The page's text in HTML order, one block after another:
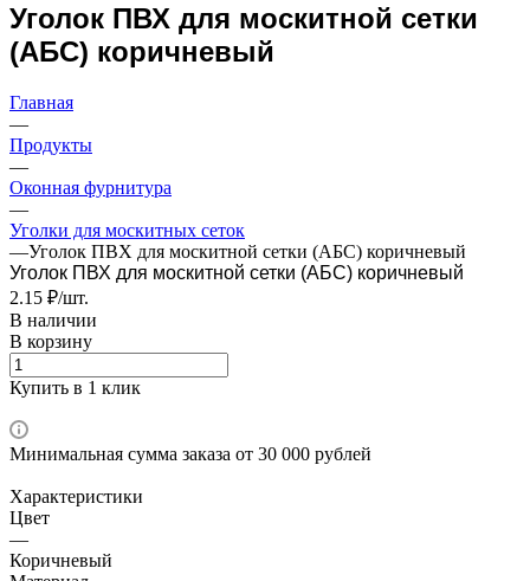
Уголок ПВХ для москитной сетки
(АБС) коричневый
Главная
—
Продукты
—
Оконная фурнитура
—
Уголки для москитных сеток
—Уголок ПВХ для москитной сетки (АБС) коричневый
Уголок ПВХ для москитной сетки (АБС) коричневый
2.15 ₽/шт.
В наличии
В корзину
Купить в 1 клик
Минимальная сумма заказа от 30 000 рублей
Характеристики
Цвет
—
Коричневый